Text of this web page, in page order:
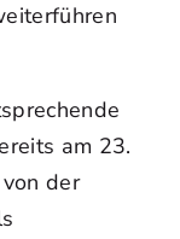
am 23.
der